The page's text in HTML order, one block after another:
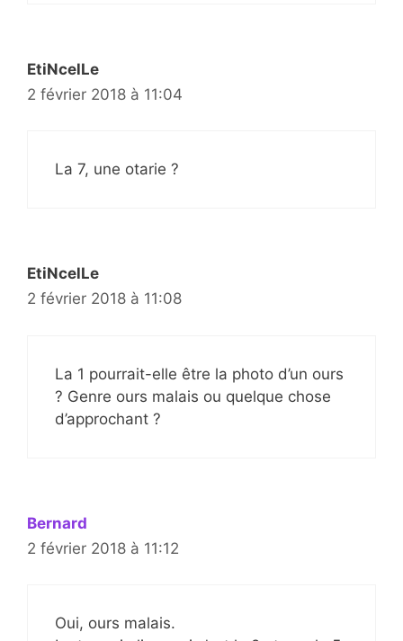
EtiNcelLe
2 février 2018 à 11:04
La 7, une otarie ?
EtiNcelLe
2 février 2018 à 11:08
La 1 pourrait-elle être la photo d’un ours
? Genre ours malais ou quelque chose
d’approchant ?
Bernard
2 février 2018 à 11:12
Oui, ours malais.